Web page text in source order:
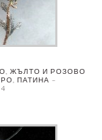
ЖЪЛТО И РОЗОВО
ПАТИНА –